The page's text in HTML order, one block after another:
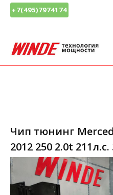
+7(495)7974174
Чип тюнинг
2012 250 2.0t